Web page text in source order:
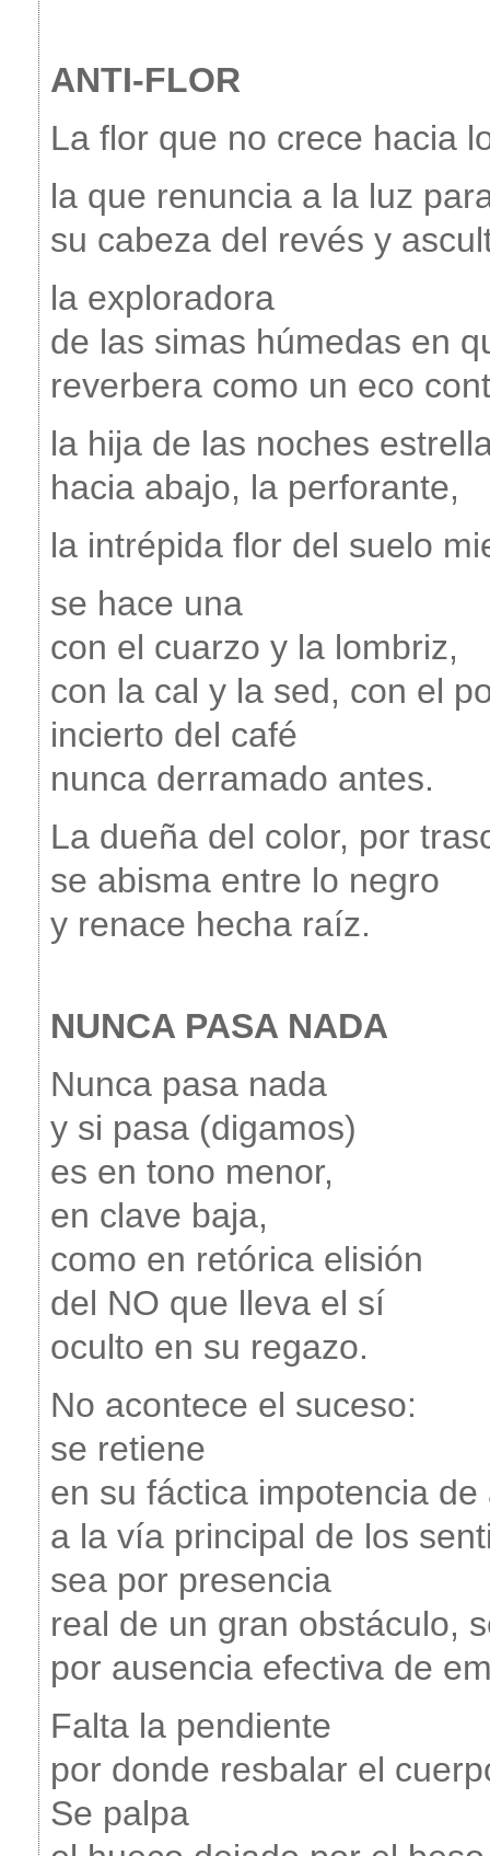
ANTI-FLOR
La flor que no crece hacia
la que renuncia a la luz
su cabeza del revés y
la exploradora
de las simas húmedas en
reverbera como un eco
la hija de las noches
hacia abajo, la perforante,
la intrépida flor del suelo
se hace una
con el cuarzo y la lombriz,
con la cal y la sed, con el
incierto del café
nunca derramado antes.
La dueña del color, por
se abisma entre lo negro
y renace hecha raíz.
NUNCA PASA NADA
Nunca pasa nada
y si pasa (digamos)
es en tono menor,
en clave baja,
como en retórica elisión
del NO que lleva el sí
oculto en su regazo.
No acontece el suceso:
se retiene
en su fáctica impotencia de
a la vía principal de los
sea por presencia
real de un gran obstáculo,
por ausencia efectiva de
Falta la pendiente
por donde resbalar el
Se palpa